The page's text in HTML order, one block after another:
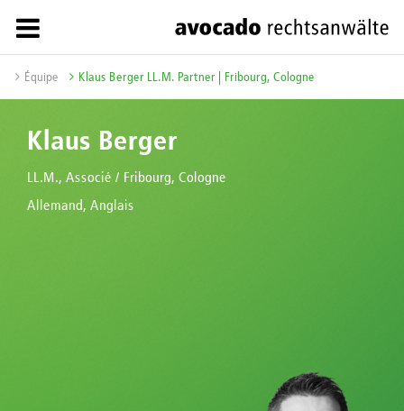
Équipe Klaus Berger LL.M. Partner | Fribourg, Cologne
Klaus Berger
LL.M., Associé / Fribourg, Cologne
Allemand, Anglais